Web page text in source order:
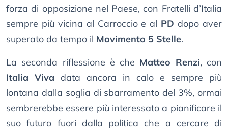
forza di opposizione nel Paese, con Fratelli d’Italia
sempre più vicina al Carroccio e al PD dopo aver
superato da tempo il Movimento 5 Stelle.
La seconda riflessione è che Matteo Renzi, con
Italia Viva data ancora in calo e sempre più
lontana dalla soglia di sbarramento del 3%, ormai
sembrerebbe essere più interessato a pianificare il
suo futuro fuori dalla politica che a cercare di